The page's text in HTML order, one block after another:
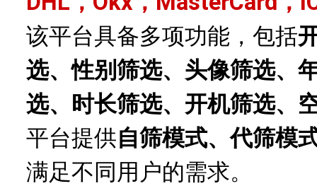
该平台具备多项功能，包括
选、性别筛选、头像筛选、
选、时长筛选、开机筛选、
平台提供自筛模式、代筛模
满足不同用户的需求。